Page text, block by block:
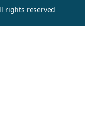
rights reserved